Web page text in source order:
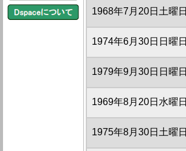
1968年7月20日土曜日
1974年6月30日日曜日
1979年9月30日日曜日
1969年8月20日水曜日
1975年8月30日土曜日